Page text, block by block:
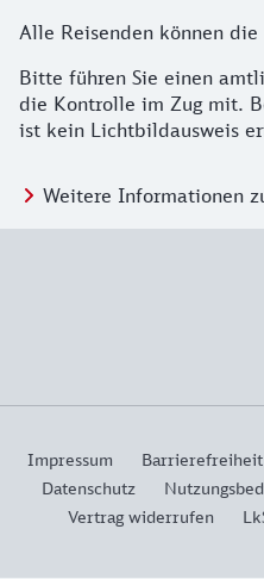
Alle Reisenden können
Bitte führen Sie einen
die Kontrolle im Zug mit.
ist kein Lichtbildausweis
Weitere Informationen
Impressum Barrierefreiheit
Datenschutz
Vertrag widerrufen